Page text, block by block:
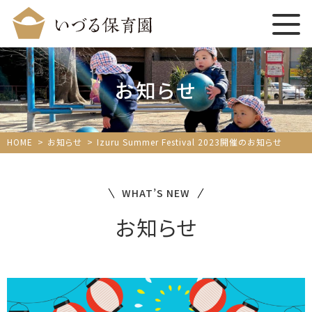
お知らせ
HOME お知らせ Izuru Summer Festival 2023開催のお知らせ
WHAT’S NEW
お知らせ